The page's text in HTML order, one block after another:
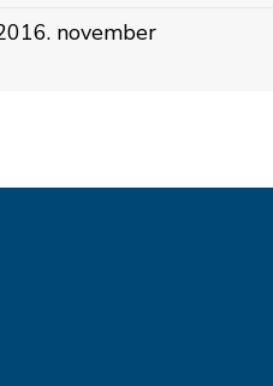
november